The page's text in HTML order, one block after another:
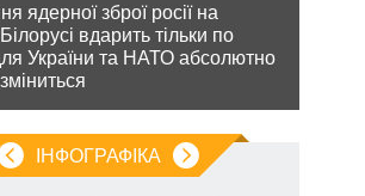
ядерної зброї росії на
вдарить тільки по
України та НАТО абсолютно
ІНФОГРАФІКА